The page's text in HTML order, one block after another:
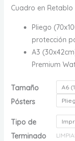
Cuadro en Retablo
Pliego
protección
A3
Premium
Tamaño
Pósters
A6
Tipo de
Terminado